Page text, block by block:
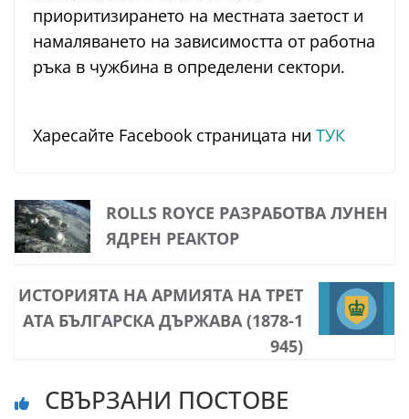
приоритизирането на местната заетост и
намаляването на зависимостта от работна
ръка в чужбина в определени сектори.
Харесайте Facebook страницата ни ТУК
ROLLS ROYCE РАЗРАБОТВА ЛУНЕН
ЯДРЕН РЕАКТОР
ИСТОРИЯТА НА АРМИЯТА НА ТРЕТ
АТА БЪЛГАРСКА ДЪРЖАВА (1878-1
945)
СВЪРЗАНИ ПОСТОВЕ